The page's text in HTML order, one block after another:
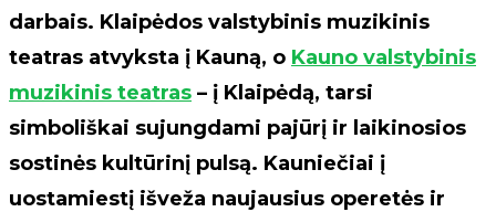
darbais. Klaipėdos valstybinis muzikinis
teatras atvyksta į Kauną, o Kauno valstybinis
muzikinis teatras – į Klaipėdą, tarsi
simboliškai sujungdami pajūrį ir laikinosios
sostinės kultūrinį pulsą. Kauniečiai į
uostamiestį išveža naujausius operetės ir